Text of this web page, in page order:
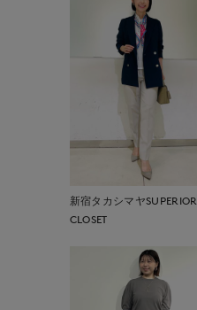
新宿タカシマヤSUPERIOR
CLOSET